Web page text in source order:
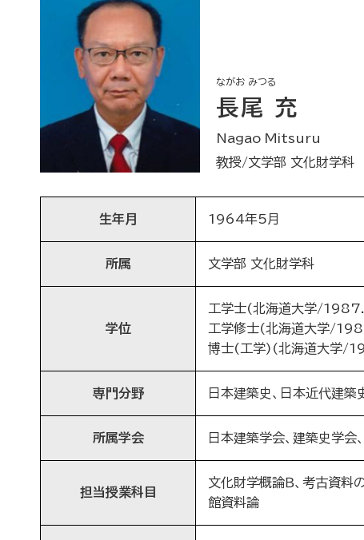
ながお みつる
長尾 充
Nagao Mitsuru
教授/文学部 文化財学科
生年月 1964年5月
所属 文学部 文化財学科
学位
工学士(北海道大学/
工学修士(北海道大学/
博士(工学)(北海道大学/
専門分野 日本建築史、日本近代建築
所属学会 日本建築学会、建築史学
担当授業科目
文化財学概論Ｂ、考古資料
館資料論